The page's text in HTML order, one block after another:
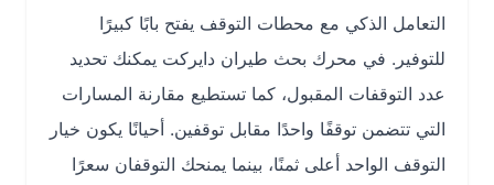
التعامل الذكي مع محطات التوقف يفتح بابًا كبيرًا
للتوفير. في محرك بحث طيران دايركت يمكنك تحديد
عدد التوقفات المقبول، كما تستطيع مقارنة المسارات
التي تتضمن توقفًا واحدًا مقابل توقفين. أحيانًا يكون خيار
التوقف الواحد أعلى ثمنًا، بينما يمنحك التوقفان سعرًا